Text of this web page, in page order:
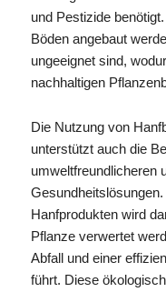
und Pestizide
Böden angebaut
ungeeignet sind,
nachhaltigen
Die Nutzung von
unterstützt auch die
umweltfreundlicheren
Hanfprodukten wird
Pflanze verwertet
Abfall und einer
führt. Diese